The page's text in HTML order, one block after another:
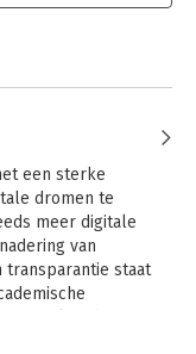
een sterke
dromen te
meer digitale
van
transparantie staat